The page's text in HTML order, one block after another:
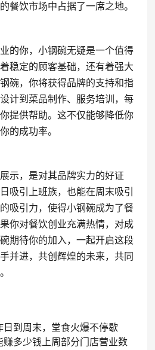
餐饮市场中占据了一席之地。
你，小钢碗无疑是一个值得
稳定的顾客基础，还有着强大
碗，你将获得品牌的支持和指
计到菜品制作、服务培训，每
提供帮助。这不仅能够降低你
的成功率。
，是对其品牌实力的好证
吸引上班族，也能在周末吸引
吸引力，使得小钢碗成为了餐
你对餐饮创业充满热情，对成
期待你的加入，一起开启这段
并进，共创辉煌的未来，共同
日到周末，堂食火爆不停歇
赚多少钱上周部分门店营业数